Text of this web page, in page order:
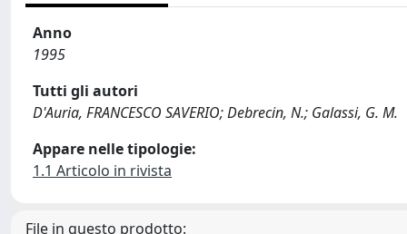
Anno
1995
Tutti gli autori
D'Auria, FRANCESCO SAVERIO; Debrecin, N.; Galassi, G. M.
Appare nelle tipologie:
1.1 Articolo in rivista
File in questo prodotto: